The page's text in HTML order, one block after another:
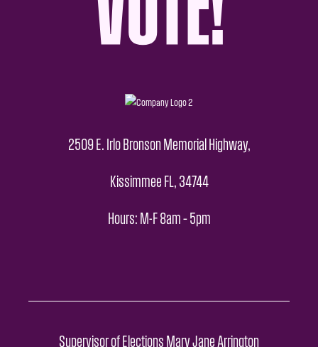
2509 E. Irlo Bronson Memorial Highway,
Kissimmee FL, 34744
Hours: M-F 8am – 5pm
Supervisor of Elections Mary Jane Arrington